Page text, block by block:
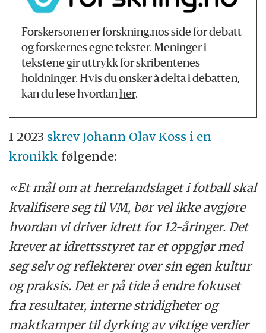
Forskersonen er forskning.nos side for debatt
og forskernes egne tekster. Meninger i
tekstene gir uttrykk for skribentenes
holdninger. Hvis du ønsker å delta i debatten,
kan du lese hvordanher.
I 2023 skrev Johann Olav Koss i en
kronikk følgende:
«Et mål om at herrelandslaget i fotball skal
kvalifisere seg til VM, bør vel ikke avgjøre
hvordan vi driver idrett for 12-åringer. Det
krever at idrettsstyret tar et oppgjør med
seg selv og reflekterer over sin egen kultur
og praksis. Det er på tide å endre fokuset
fra resultater, interne stridigheter og
maktkamper til dyrking av viktige verdier